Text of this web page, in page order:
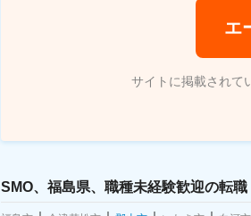
エ
サイトに掲載されて
SMO、福島県、職種未経験歓迎の転